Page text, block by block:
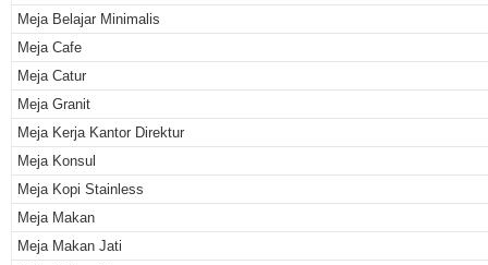
Meja Belajar Minimalis
Meja Cafe
Meja Catur
Meja Granit
Meja Kerja Kantor Direktur
Meja Konsul
Meja Kopi Stainless
Meja Makan
Meja Makan Jati